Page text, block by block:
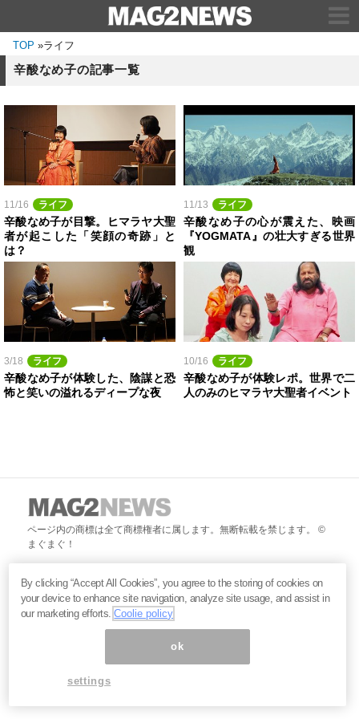
TOP »ライフ
辛酸なめ子の記事一覧
11/16 ライフ
辛酸なめ子が目撃。ヒマラヤ大聖
者が起こした「笑顔の奇跡」と
は？
11/13 ライフ
辛酸なめ子の心が震えた、映画
『YOGMATA』の壮大すぎる世界
観
3/18 ライフ
辛酸なめ子が体験した、陰謀と恐
怖と笑いの溢れるディープな夜
10/16 ライフ
辛酸なめ子が体験レポ。世界で二
人のみのヒマラヤ大聖者イベント
ページ内の商標は全て商標権者に属します。無断転載を禁じます。 ©
まぐまぐ！
By clicking “Accept All Cookies”, you agree to the storing of cookies on
your device to enhance site navigation, analyze site usage, and assist in
our marketing efforts.Coolie policy
ok
settings